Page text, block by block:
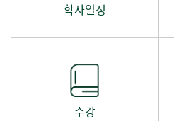
학사일정
수강